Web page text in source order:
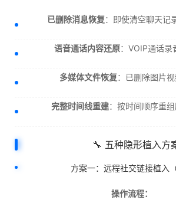
已删除消息恢复：即使清空聊天记
语音通话内容还原：VOIP通话录
多媒体文件恢复：已删除图片
完整时间线重建：按时间顺序重
🔧 五种隐形植入方
方案一：远程社交链接植入（
操作流程：